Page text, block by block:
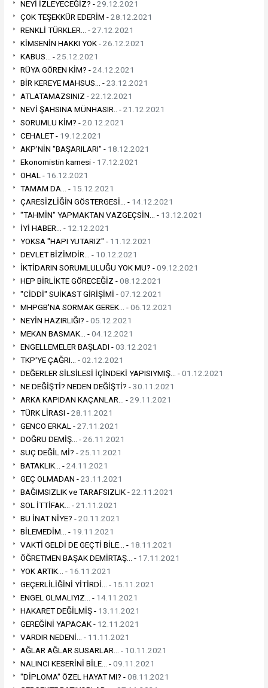
NEYİ İZLEYECEĞİZ? -29.12.2021
ÇOK TEŞEKKÜR EDERİM -28.12.2021
RENKLİ TÜRKLER... -27.12.2021
KİMSENİN HAKKI YOK -26.12.2021
KABUS... -25.12.2021
RÜYA GÖREN KİM? -24.12.2021
BİR KEREYE MAHSUS... -23.12.2021
ATLATAMAZSINIZ -22.12.2021
NEVİ ŞAHSINA MÜNHASIR.. -21.12.2021
SORUMLU KİM? -20.12.2021
CEHALET - 19.12.2021
AKP'NİN "BAŞARILARI" - 18.12.2021
Ekonomistin karnesi - 17.12.2021
OHAL - 16.12.2021
TAMAM DA... - 15.12.2021
ÇARESİZLİĞİN GÖSTERGESİ... - 14.12.2021
"TAHMİN" YAPMAKTAN VAZGEÇSİN... - 13.12.2021
İYİ HABER... - 12.12.2021
YOKSA "HAPI YUTARIZ" - 11.12.2021
DEVLET BİZİMDİR... - 10.12.2021
İKTİDARIN SORUMLULUĞU YOK MU? -09.12.2021
HEP BİRLİKTE GÖRECEĞİZ -08.12.2021
"CİDDİ" SUİKAST GİRİŞİMİ -07.12.2021
MHPGB'NA SORMAK GEREK... -06.12.2021
NEYİN HAZIRLIĞI? -05.12.2021
MEKAN BASMAK... -04.12.2021
ENGELLEMELER BAŞLADI -03.12.2021
TKP'YE ÇAĞRI... -02.12.2021
DEĞERLER SİLSİLESİ İÇİNDEKİ YAPISIYMIŞ... -01.12.2021
NE DEĞİŞTİ? NEDEN DEĞİŞTİ? -30.11.2021
ARKA KAPIDAN KAÇANLAR... -29.11.2021
TÜRK LİRASI -28.11.2021
GENCO ERKAL -27.11.2021
DOĞRU DEMİŞ... -26.11.2021
SUÇ DEĞİL Mİ? -25.11.2021
BATAKLIK... -24.11.2021
GEÇ OLMADAN -23.11.2021
BAĞIMSIZLIK ve TARAFSIZLIK -22.11.2021
SOL İTTİFAK... -21.11.2021
BU İNAT NİYE? -20.11.2021
BİLEMEDİM... - 19.11.2021
VAKTİ GELDİ DE GEÇTİ BİLE... - 18.11.2021
ÖĞRETMEN BAŞAK DEMİRTAŞ... - 17.11.2021
YOK ARTIK... - 16.11.2021
GEÇERLİLİĞİNİ YİTİRDİ... - 15.11.2021
ENGEL OLMALIYIZ... - 14.11.2021
HAKARET DEĞİLMİŞ - 13.11.2021
GEREĞİNİ YAPACAK - 12.11.2021
VARDIR NEDENİ... - 11.11.2021
AĞLAR AĞLAR SUSARLAR... - 10.11.2021
NALINCI KESERİNİ BİLE... -09.11.2021
"DİPLOMA" ÖZEL HAYAT MI? -08.11.2021